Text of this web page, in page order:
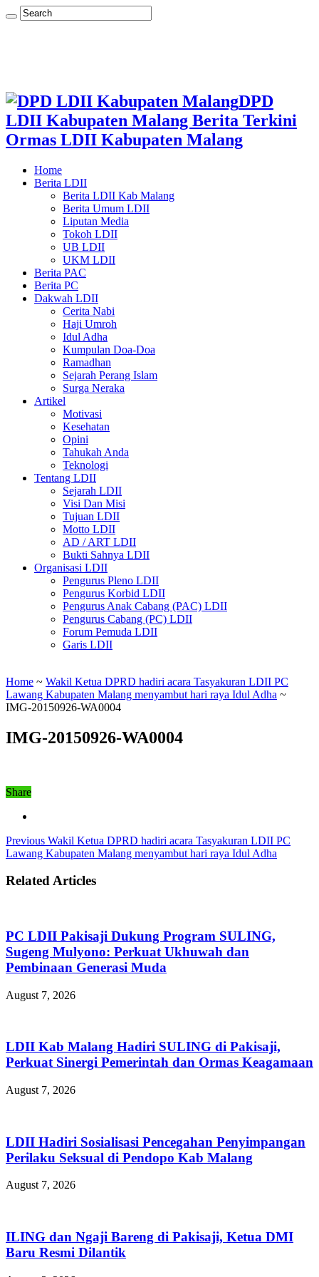
DPD
LDII Kabupaten Malang Berita Terkini
Ormas LDII Kabupaten Malang
Home
Berita LDII
Berita LDII Kab Malang
Berita Umum LDII
Liputan Media
Tokoh LDII
UB LDII
UKM LDII
Berita PAC
Berita PC
Dakwah LDII
Cerita Nabi
Haji Umroh
Idul Adha
Kumpulan Doa-Doa
Ramadhan
Sejarah Perang Islam
Surga Neraka
Artikel
Motivasi
Kesehatan
Opini
Tahukah Anda
Teknologi
Tentang LDII
Sejarah LDII
Visi Dan Misi
Tujuan LDII
Motto LDII
AD / ART LDII
Bukti Sahnya LDII
Organisasi LDII
Pengurus Pleno LDII
Pengurus Korbid LDII
Pengurus Anak Cabang (PAC) LDII
Pengurus Cabang (PC) LDII
Forum Pemuda LDII
Garis LDII
Home ~ Wakil Ketua DPRD hadiri acara Tasyakuran LDII PC
Lawang Kabupaten Malang menyambut hari raya Idul Adha ~
IMG-20150926-WA0004
IMG-20150926-WA0004
Share
Previous Wakil Ketua DPRD hadiri acara Tasyakuran LDII PC
Lawang Kabupaten Malang menyambut hari raya Idul Adha
Related Articles
PC LDII Pakisaji Dukung Program SULING,
Sugeng Mulyono: Perkuat Ukhuwah dan
Pembinaan Generasi Muda
August 7, 2026
LDII Kab Malang Hadiri SULING di Pakisaji,
Perkuat Sinergi Pemerintah dan Ormas Keagamaan
August 7, 2026
LDII Hadiri Sosialisasi Pencegahan Penyimpangan
Perilaku Seksual di Pendopo Kab Malang
August 7, 2026
ILING dan Ngaji Bareng di Pakisaji, Ketua DMI
Baru Resmi Dilantik